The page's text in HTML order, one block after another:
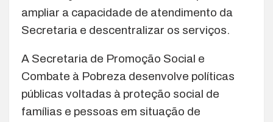
ampliar a capacidade de atendimento da
Secretaria e descentralizar os serviços.
A Secretaria de Promoção Social e
Combate à Pobreza desenvolve políticas
públicas voltadas à proteção social de
famílias e pessoas em situação de